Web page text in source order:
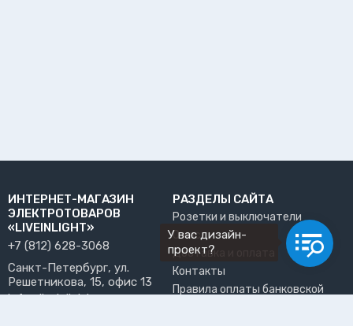
ИНТЕРНЕТ-МАГАЗИН
ЭЛЕКТРОТОВАРОВ
«LIVEINLIGHT»
+7 (812) 628-3068
Санкт-Петербург, ул.
Решетникова, 15, офис 13
info@liveinlight.ru
РАЗДЕЛЫ САЙТА
Розетки и выключатели
О нас
Доставка и оплата
Контакты
Правила оплаты банковской
У вас дизайн-
проект?